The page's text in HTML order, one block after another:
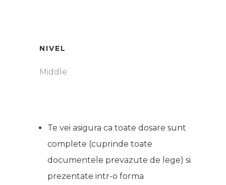
NIVEL
Middle
Te vei asigura ca toate dosare sunt
complete (cuprinde toate
documentele prevazute de lege) si
prezentate intr-o forma